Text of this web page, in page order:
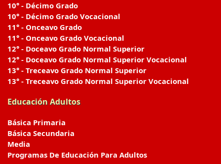
10° - Décimo Grado
10° - Décimo Grado Vocacional
11° - Onceavo Grado
11° - Onceavo Grado Vocacional
12° - Doceavo Grado Normal Superior
12° - Doceavo Grado Normal Superior Vocacional
13° - Treceavo Grado Normal Superior
13° - Treceavo Grado Normal Superior Vocacional
Educación Adultos
Básica Primaria
Básica Secundaria
Media
Programas De Educación Para Adultos